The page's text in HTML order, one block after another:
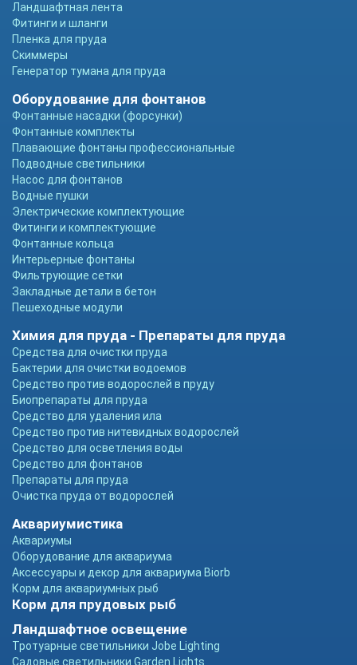
Ландшафтная лента
Фитинги и шланги
Пленка для пруда
Скиммеры
Генератор тумана для пруда
Оборудование для фонтанов
Фонтанные насадки (форсунки)
Фонтанные комплекты
Плавающие фонтаны профессиональные
Подводные светильники
Насос для фонтанов
Водные пушки
Электрические комплектующие
Фитинги и комплектующие
Фонтанные кольца
Интерьерные фонтаны
Фильтрующие сетки
Закладные детали в бетон
Пешеходные модули
Химия для пруда - Препараты для пруда
Средства для очистки пруда
Бактерии для очистки водоемов
Средство против водорослей в пруду
Биопрепараты для пруда
Средство для удаления ила
Средство против нитевидных водорослей
Средство для осветления воды
Средство для фонтанов
Препараты для пруда
Очистка пруда от водорослей
Аквариумистика
Аквариумы
Оборудование для аквариума
Аксессуары и декор для аквариума Biorb
Корм для аквариумных рыб
Корм для прудовых рыб
Ландшафтное освещение
Тротуарные светильники Jobe Lighting
Садовые светильники Garden Lights